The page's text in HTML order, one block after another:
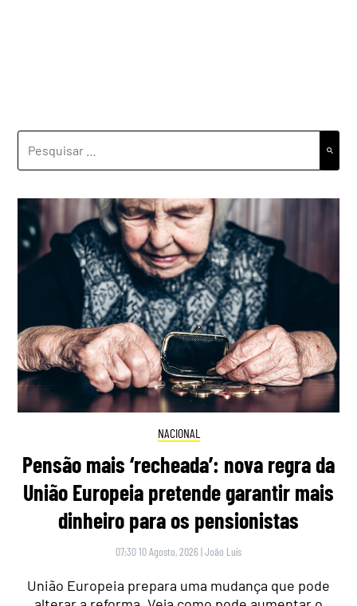
NACIONAL
Pensão mais ‘recheada’: nova regra da
União Europeia pretende garantir mais
dinheiro para os pensionistas
07:30 10 Agosto, 2026 |João Luís
União Europeia prepara uma mudança que pode